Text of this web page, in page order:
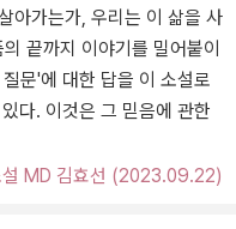
아가는가, 우리는 이 삶을 사
끝까지 이야기를 밀어붙이
문'에 대한 답을 이 소설로
다. 이것은 그 믿음에 관한
설 MD 김효선 (2023.09.22)